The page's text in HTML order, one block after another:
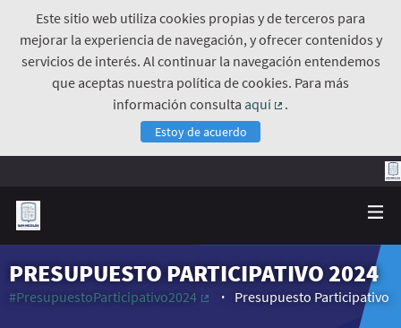
Este sitio web utiliza cookies propias y de terceros para
mejorar la experiencia de navegación, y ofrecer contenidos y
servicios de interés. Al continuar la navegación entendemos
que aceptas nuestra política de cookies. Para más
información consulta aquí
.
Estoy de acuerdo
PRESUPUESTO PARTICIPATIVO 2024
#PresupuestoParticipativo2024
Presupuesto Participativo